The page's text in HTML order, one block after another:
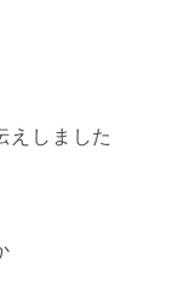
えしました